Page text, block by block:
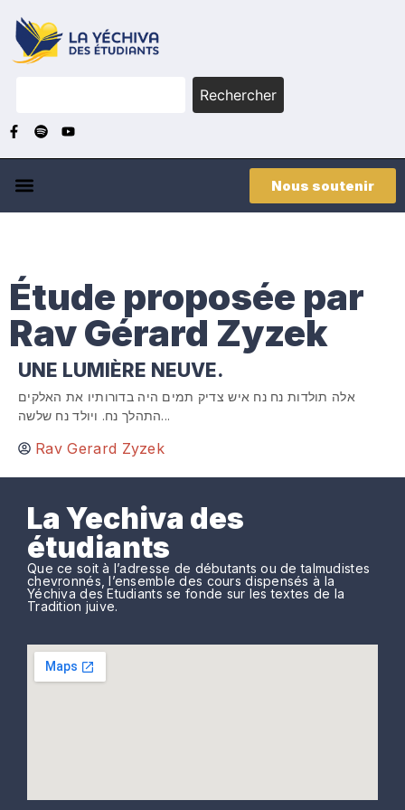
Rechercher
Nous soutenir
Étude proposée par
Rav Gérard Zyzek
UNE LUMIÈRE NEUVE.
אלה תולדות נח נח איש צדיק תמים היה בדורותיו את האלקים
התהלך נח. ויולד נח שלשה...
Rav Gerard Zyzek
La Yechiva des
étudiants
Que ce soit à l’adresse de débutants ou de talmudistes
chevronnés, l’ensemble des cours dispensés à la
Yéchiva des Etudiants se fonde sur les textes de la
Tradition juive.